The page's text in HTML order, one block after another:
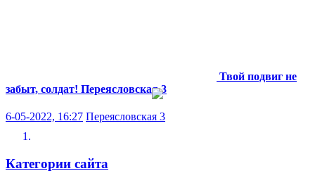
Твой подвиг не
забыт, солдат! Переясловская 3
6-05-2022, 16:27 Переясловская 3
Категории сайта